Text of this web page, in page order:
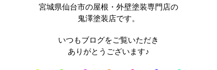
宮城県仙台市の屋根・外壁塗装専門店の
鬼澤塗装店です。
いつもブログをご覧いただき
ありがとうございます♪